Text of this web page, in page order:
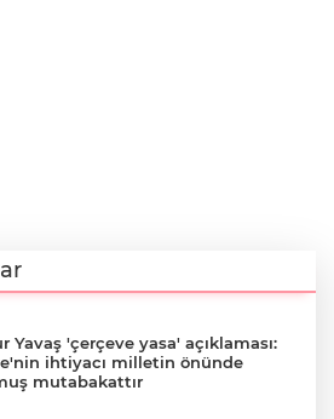
Yavaş 'çerçeve yasa' açıklaması:
ihtiyacı milletin önünde
mutabakattır